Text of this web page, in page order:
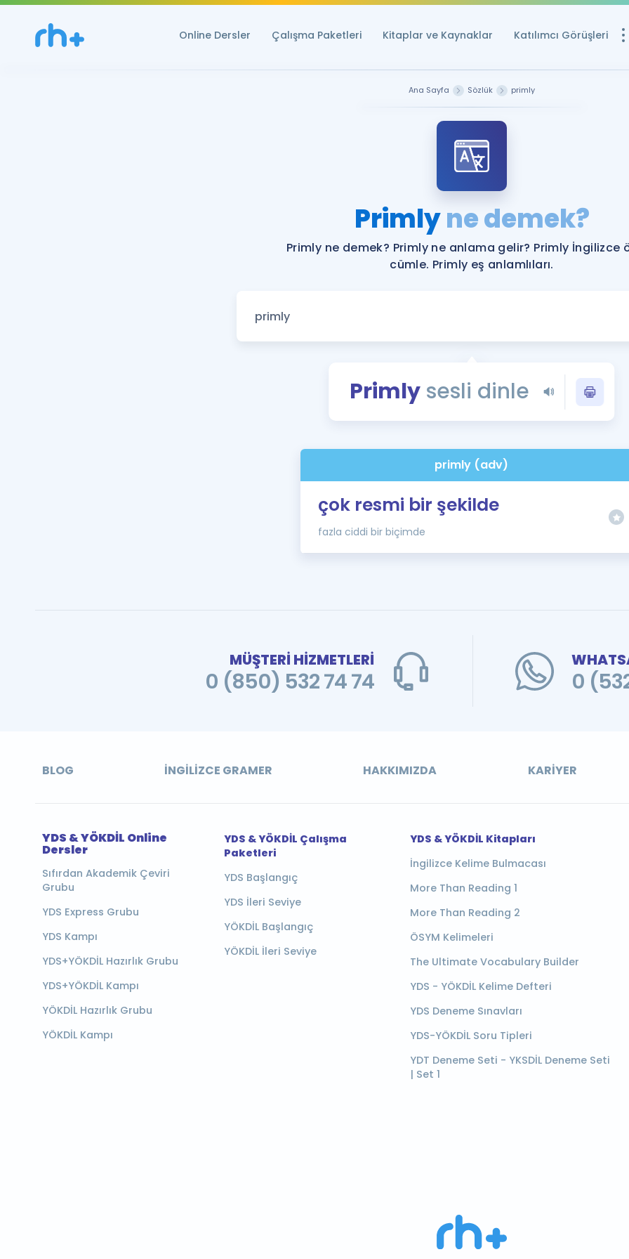
Online Dersler Çalışma Paketleri Kitaplar ve Kaynaklar Katılımcı Görüşleri
YDS ve YÖKDİL
Rehberlik Aracı
YDS ve YÖKDİL'e
Tüm ÖSYM
YDS - YÖKDİL
İngilizce Gramer
Ana Sayfa Sözlük primly
Primlyne demek?
Primly ne demek? Primly ne anlama gelir? Primly İngilizce
cümle. Primly eş anlamlıları.
Primly sesli dinle
primly (adv)
çok resmi bir şekilde
fazla ciddi bir biçimde
MÜŞTERİ HİZMETLERİ
0 (850) 532 74 74 0
BLOG İNGILIZCE GRAMER HAKKIMIZDA KARIYER
YDS & YÖKDİL Online
Dersler
Sıfırdan Akademik Çeviri
Grubu
YDS Express Grubu
YDS Kampı
YDS+YÖKDİL Hazırlık Grubu
YDS+YÖKDİL Kampı
YÖKDİL Hazırlık Grubu
YÖKDİL Kampı
YDS & YÖKDİL Çalışma
Paketleri
YDS Başlangıç
YDS İleri Seviye
YÖKDİL Başlangıç
YÖKDİL İleri Seviye
YDS & YÖKDİL Kitapları
İngilizce Kelime Bulmacası
More Than Reading 1
More Than Reading 2
ÖSYM Kelimeleri
The Ultimate Vocabulary Builder
YDS - YÖKDİL Kelime Defteri
YDS Deneme Sınavları
YDS-YÖKDİL Soru Tipleri
YDT Deneme Seti - YKSDİL Deneme Seti
| Set 1